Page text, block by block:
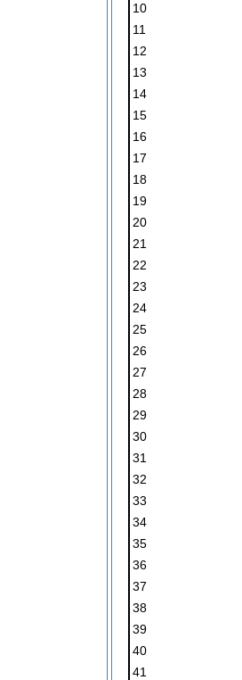
10
11
12
13
14
15
16
17
18
19
20
21
22
23
24
25
26
27
28
29
30
31
32
33
34
35
36
37
38
39
40
41